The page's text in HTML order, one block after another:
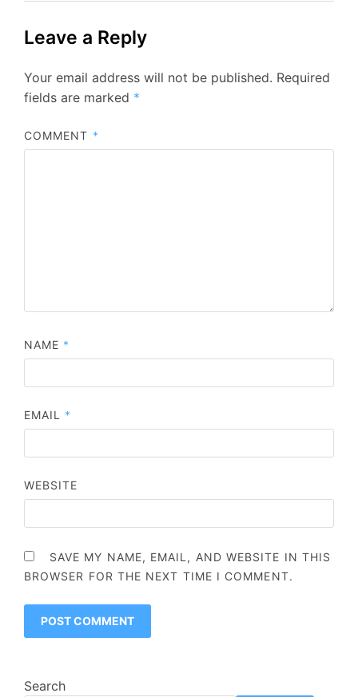
Leave a Reply
Your email address will not be published. Required
fields are marked *
COMMENT *
NAME *
EMAIL *
WEBSITE
SAVE MY NAME, EMAIL, AND WEBSITE IN THIS
BROWSER FOR THE NEXT TIME I COMMENT.
Search